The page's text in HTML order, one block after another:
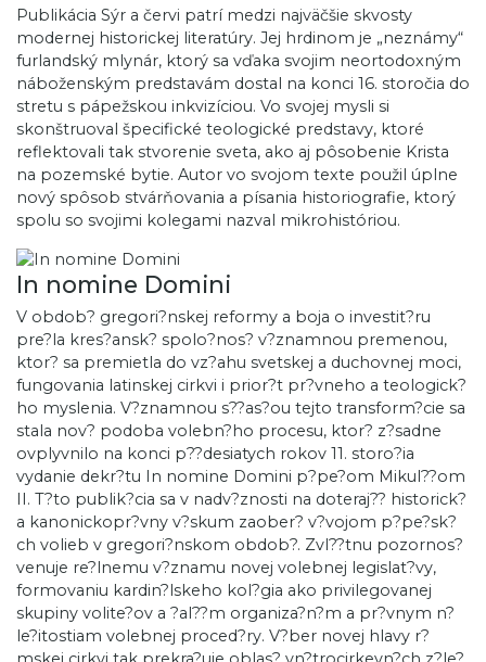
Publikácia Sýr a červi patrí medzi najväčšie skvosty
modernej historickej literatúry. Jej hrdinom je „neznámy“
furlandský mlynár, ktorý sa vďaka svojim neortodoxným
náboženským predstavám dostal na konci 16. storočia do
stretu s pápežskou inkvizíciou. Vo svojej mysli si
skonštruoval špecifické teologické predstavy, ktoré
reflektovali tak stvorenie sveta, ako aj pôsobenie Krista
na pozemské bytie. Autor vo svojom texte použil úplne
nový spôsob stvárňovania a písania historiografie, ktorý
spolu so svojimi kolegami nazval mikrohistóriou.
In nomine Domini
V obdob? gregori?nskej reformy a boja o investit?ru
pre?la kres?ansk? spolo?nos? v?znamnou premenou,
ktor? sa premietla do vz?ahu svetskej a duchovnej moci,
fungovania latinskej cirkvi i prior?t pr?vneho a teologick?
ho myslenia. V?znamnou s??as?ou tejto transform?cie sa
stala nov? podoba volebn?ho procesu, ktor? z?sadne
ovplyvnilo na konci p??desiatych rokov 11. storo?ia
vydanie dekr?tu In nomine Domini p?pe?om Mikul??om
II. T?to publik?cia sa v nadv?znosti na doteraj?? historick?
a kanonickopr?vny v?skum zaober? v?vojom p?pe?sk?
ch volieb v gregori?nskom obdob?. Zvl??tnu pozornos?
venuje re?lnemu v?znamu novej volebnej legislat?vy,
formovaniu kardin?lskeho kol?gia ako privilegovanej
skupiny volite?ov a ?al??m organiza?n?m a pr?vnym n?
le?itostiam volebnej proced?ry. V?ber novej hlavy r?